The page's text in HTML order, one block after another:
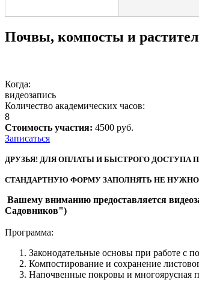
Почвы, компосты и
Когда:
видеозапись
Количество академических часов:
8
Стоимость участия: 4500 руб.
Записаться
ДРУЗЬЯ! ДЛЯ ОПЛАТЫ И БЫСТРОГО ДОСTУПА
СТАНДАРТНУЮ ФОРМУ ЗАПОЛНЯТЬ НЕ
Вашему вниманию предоставляется
Садовников")
Программа:
Законодательные основы при работе с
Компостирование и сохранение
Напочвенные покровы и многоярусная